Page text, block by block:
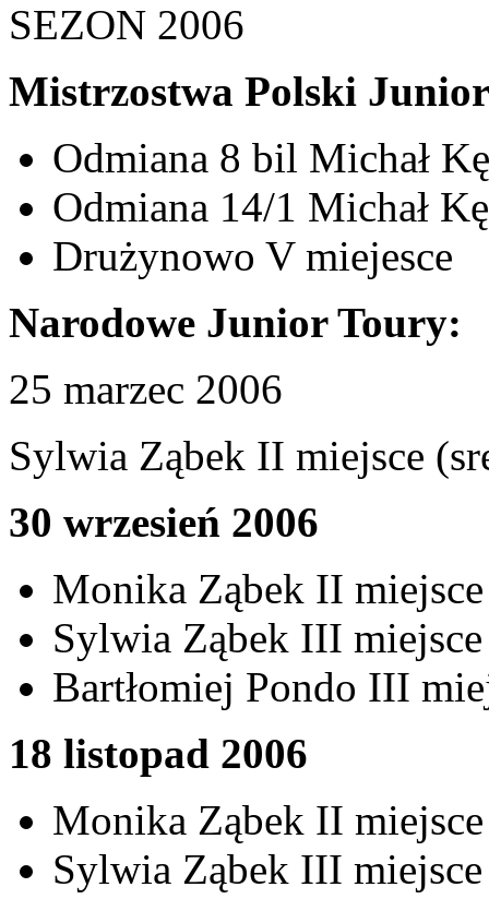
SEZON 2006
Mistrzostwa Polski
Odmiana 8 bil Michał
Odmiana 14/1 Michał
Drużynowo V miejesce
Narodowe Junior Toury:
25 marzec 2006
Sylwia Ząbek II miejsce
30 wrzesień 2006
Monika Ząbek II
Sylwia Ząbek III
Bartłomiej Pondo III
18 listopad 2006
Monika Ząbek II
Sylwia Ząbek III